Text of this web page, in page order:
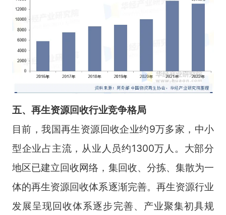
五、再生资源回收行业竞争格局
目前，我国再生资源回收企业约9万多家，中小
型企业占主流，从业人员约1300万人。大部分
地区已建立回收网络，集回收、分拣、集散为一
体的再生资源回收体系逐渐完善。再生资源行业
发展呈现回收体系逐步完善、产业聚集初具规